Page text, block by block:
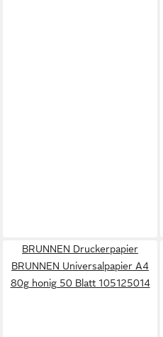
BRUNNEN Druckerpapier
BRUNNEN Universalpapier A4
80g honig 50 Blatt 105125014